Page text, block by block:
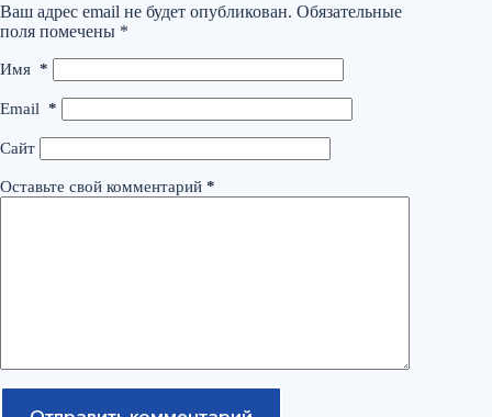
Ваш адрес email не будет опубликован. Обязательные
поля помечены *
Имя *
Email *
Сайт
Оставьте свой комментарий *